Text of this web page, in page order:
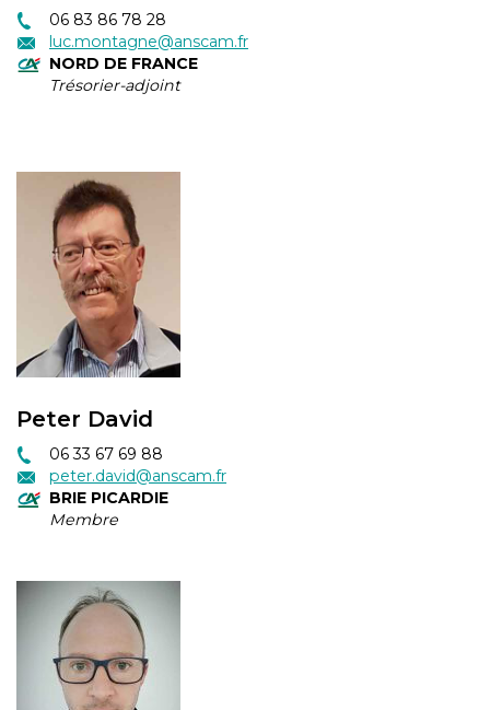
06 83 86 78 28
luc.montagne@anscam.fr
NORD DE FRANCE
Trésorier-adjoint
Peter David
06 33 67 69 88
peter.david@anscam.fr
BRIE PICARDIE
Membre